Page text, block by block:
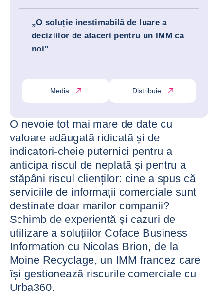
„O soluție inestimabilă de luare a
deciziilor de afaceri pentru un IMM ca
noi”
Media Distribuie
O nevoie tot mai mare de date cu
valoare adăugată ridicată și de
indicatori-cheie puternici pentru a
anticipa riscul de neplată și pentru a
stăpâni riscul clienților: cine a spus că
serviciile de informații comerciale sunt
destinate doar marilor companii?
Schimb de experiență și cazuri de
utilizare a soluțiilor Coface Business
Information cu Nicolas Brion, de la
Moine Recyclage, un IMM francez care
își gestionează riscurile comerciale cu
Urba360.